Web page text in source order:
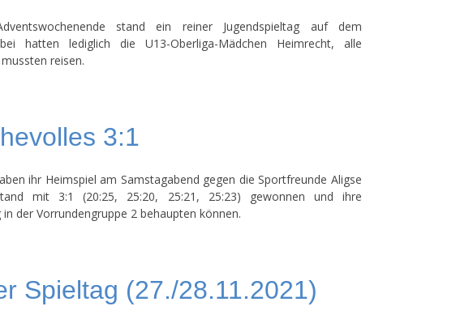
stand ein reiner Jugendspieltag auf dem
hatten lediglich die U13-Oberliga-Mädchen Heimrecht, alle
reisen.
3:1
ihr Heimspiel am Samstagabend gegen die Sportfreunde Aligse
mit 3:1 (20:25, 25:20, 25:21, 25:23) gewonnen und ihre
der Vorrundengruppe 2 behaupten können.
Spieltag (27./28.11.2021)